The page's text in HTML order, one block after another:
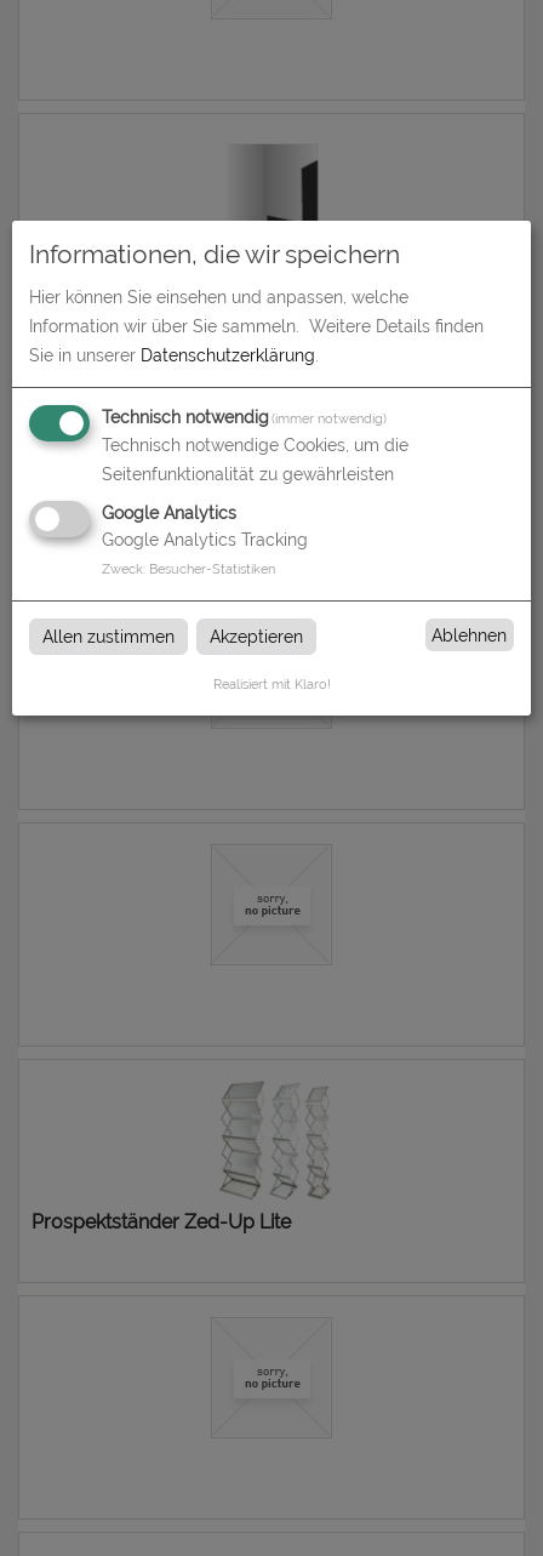
41,60 € *
Stülpdeckelschachtel
Prospektständer Zed-Up Lite
Informationen, die wir speichern
Hier können Sie einsehen und anpassen, welche
Information wir über Sie sammeln.
Weitere Details finden
Sie in unserer Datenschutzerklärung
Technisch notwendig(immer notwendig)
Technisch notwendige Cookies, um die
Seitenfunktionalität zu gewährleisten
Google Analytics
Google Analytics Tracking
Zweck: Besucher-Statistiken
Allen zustimmen Akzeptieren Ablehnen
Realisiert mit Klaro!